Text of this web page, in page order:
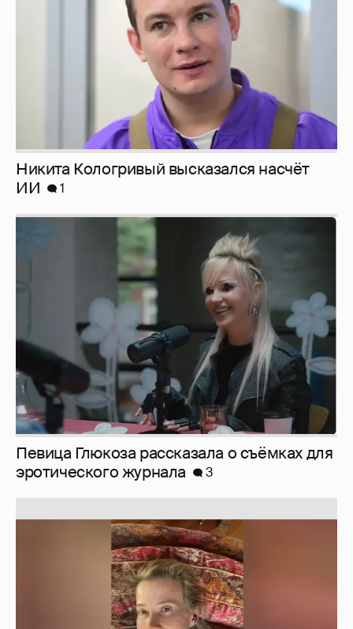
Певица Глюкоза рассказала о съёмках для
эротического журнала
3
Юлия Высоцкая выложила селфи без